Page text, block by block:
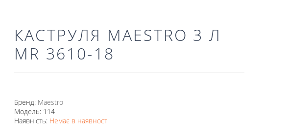
КАСТРУЛЯ MAESTRO 3 Л
MR 3610-18
Бренд: Mаеstro
Модель: 114
Наявність: Немає в наявності